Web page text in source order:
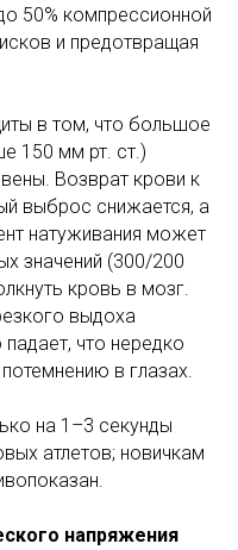
50% компрессионной
и предотвращая
в том, что большое
150 мм рт. ст.)
Возврат крови к
выброс снижается, а
натуживания может
значений (300/200
кровь в мозг.
выдоха
что нередко
в глазах.
на 1–3 секунды
атлетов; новичкам
напряжения